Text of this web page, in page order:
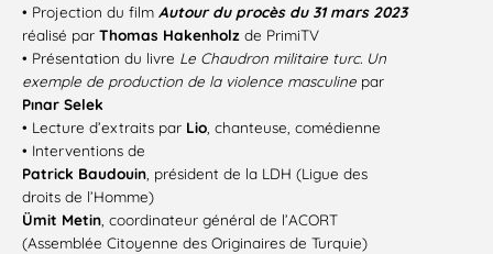
• Projection du film Autour du procès du 31 mars 2023
réalisé par Thomas Hakenholz de PrimiTV
• Présentation du livre Le Chaudron militaire turc. Un
exemple de production de la violence masculine par
Pınar Selek
• Lecture d’extraits par Lio , chanteuse, comédienne
• Interventions de
Patrick Baudouin , président de la LDH (Ligue des
droits de l’Homme)
Ümit Metin , coordinateur général de l’ACORT
(Assemblée Citoyenne des Originaires de Turquie)